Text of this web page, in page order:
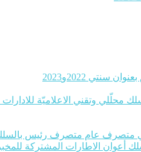
2022و2023
وتقني الاعلاميّة للادارات
متصرف عام متصرف رئيس
الاطارات المشتركة للمخبر بعنوان